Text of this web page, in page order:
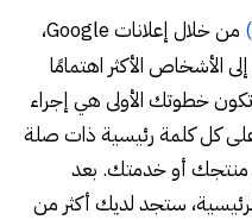
من خلال إعلانات Google،
الأشخاص الأكثر اهتمامًا
خطوتك الأولى هي إجراء
كل كلمة رئيسية ذات صلة
منتجك أو خدمتك. بعد
ستجد لديك أكثر من